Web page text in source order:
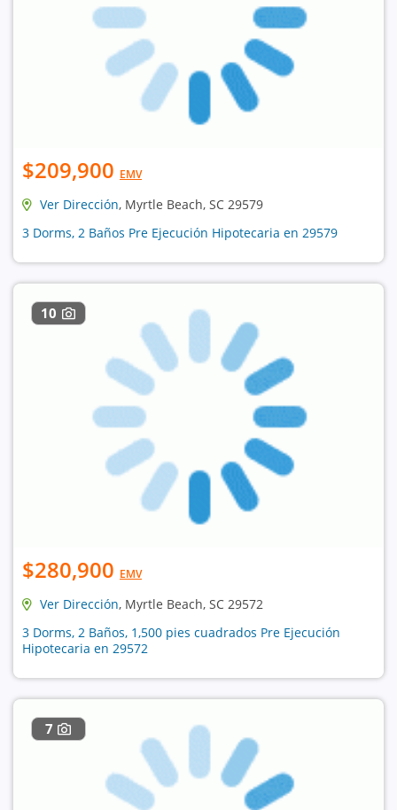
$209,900 EMV
Ver Dirección, Myrtle Beach, SC 29579
3 Dorms, 2 Baños Pre Ejecución Hipotecaria en 29579
10
$280,900 EMV
Ver Dirección, Myrtle Beach, SC 29572
3 Dorms, 2 Baños, 1,500 pies cuadrados Pre Ejecución
Hipotecaria en 29572
7